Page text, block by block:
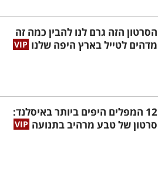
הסרטון הזה גרם לנו להבין כמה זה
מדהים לטייל בארץ היפה שלנו
12 המפלים היפים ביותר באיסלנד:
סרטון של טבע מרהיב בתנועה